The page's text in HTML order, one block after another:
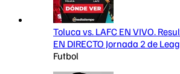
Toluca vs. LAFC EN VIVO.
EN DIRECTO Jornada 2 de
Futbol